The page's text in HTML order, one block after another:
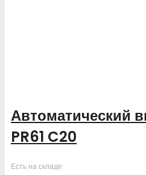
Автоматический
PR61 C20
Есть на складе